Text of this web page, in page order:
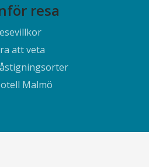
resa
att veta
Malmö